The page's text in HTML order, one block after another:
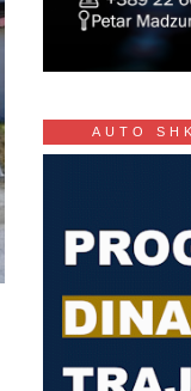
AUTO